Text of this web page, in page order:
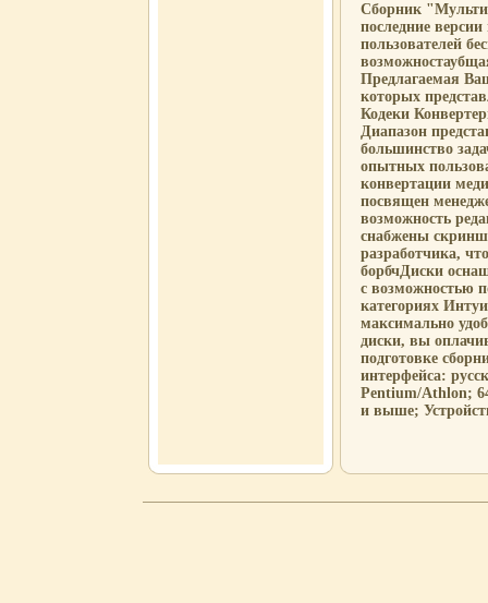
Сборник
последние
пользователей
Предлагаемая
которых
Кодеки
Диапазон
большинство
опытных
конвертации
посвящен
возможность
снабжены
разработчика,
борбчДиски
с возможностью
категориях
максимально
диски, вы
подготовке
интерфейса:
Pentium/Athlon;
и выше;